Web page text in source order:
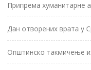
Припрема хуманитарне
Дан отворених врата у
Општинско такмичење